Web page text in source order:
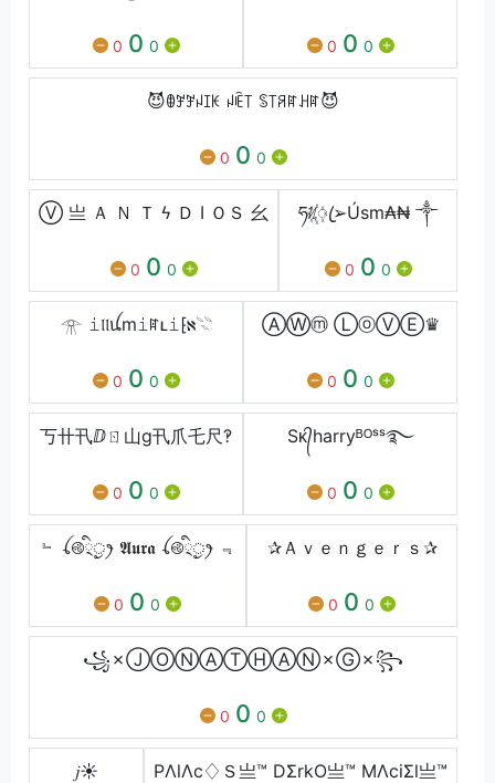
0 0 0 0 0 0
😈ꂦꎇꎇꈤꀤꀘ ꈤꍟ꓄ ꌗ꓄ꋪꍏꃅꍏ😈
0 0 0
Ⓥ 亗 Ａ Ｎ Ｔ ϟ Ｄ I ＯＳ ⺓
0 0 0
ཧᜰ꙰ꦿ➢Úsm₳₦ ༒
0 0 0
𓁿 𝚒𝔩𝔩ꪊm𝚒ꍏʟ𝚒⁅ℵ𓇢
0 0 0
ⒶⓌⓜ ⓁⓞⓋⒺ♛
0 0 0
丂卄卂ⅅㄖ山g卂爪乇尺‽
0 0 0
Sᴋ᭄harryᴮᴼˢˢ࿐
0 0 0
﹄ ꪶ࿋྄ིᤢꫂ 𝕬𝖚𝖗𝖆 ꪶ࿋྄ིᤢꫂ ﹃
0 0 0
✰Ａｖｅｎｇｅｒｓ✰
0 0 0
꧁✗ⒿⓄⓃⒶⓉⒽⒶⓃ✗Ⓖ✗꧂
0 0 0
𝑗☀︎︎ PΛlΛc♢Ｓ亗™ DΣrkО亗™ MΛciΣl亗™